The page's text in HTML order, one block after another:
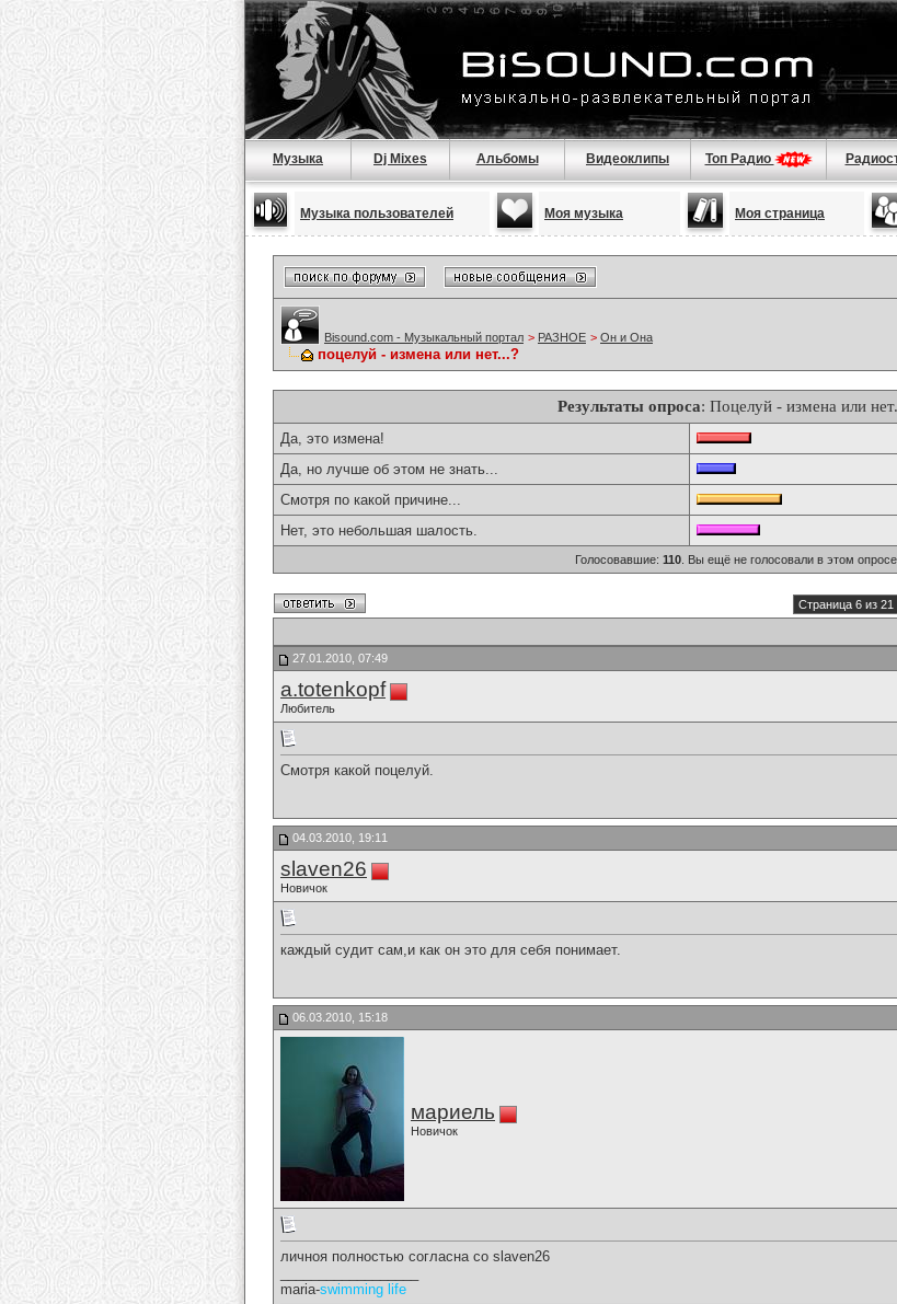
Музыка Dj Mixes Альбомы Видеоклипы Топ Радио
Музыка пользователей Моя музыка Моя страница
Bisound.com - Музыкальный портал > РАЗНОЕ > Он и Она
поцелуй - измена или нет...?
Результаты опроса: Поцелуй - измена или
Да, это измена!
Да, но лучше об этом не знать...
Смотря по какой причине...
Нет, это небольшая шалость.
Голосовавшие: 110 . Вы ещё не голосовали в этом опросе
Страница 6 из 21
27.01.2010, 07:49
a.totenkopf
Любитель
Cмотря какой поцелуй.
04.03.2010, 19:11
slaven26
Новичок
каждый судит сам,и как он это для себя понимает.
06.03.2010, 15:18
мариель
Новичок
личноя полностью согласна со slaven26
maria-swimming life